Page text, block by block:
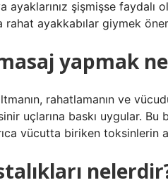
ayaklarınız şişmişse faydalı
ayakkabılar giymek
yapmak
rahatlamanın ve
uçlarına baskı uygular.
vücutta biriken toksinlerin